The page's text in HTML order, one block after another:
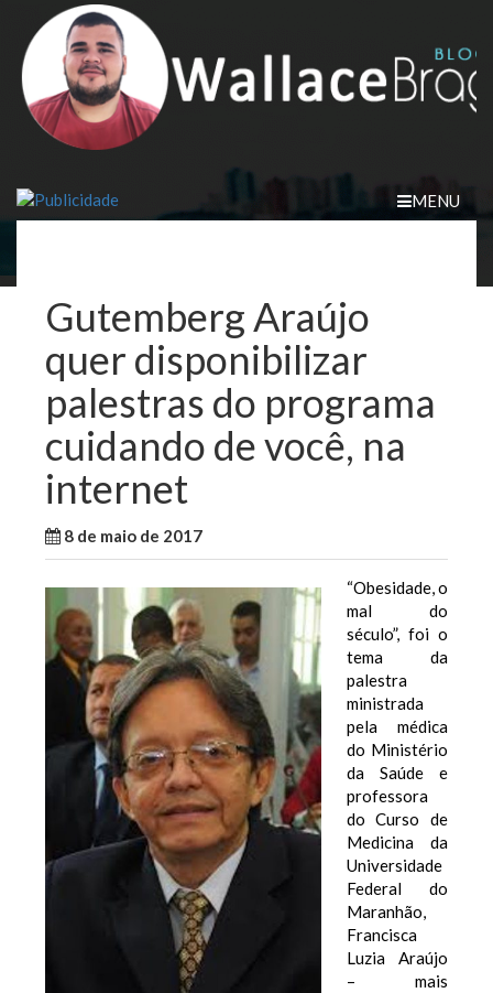
content
MENU
Gutemberg Araújo
quer disponibilizar
palestras do programa
cuidando de você, na
internet
8 de maio de 2017
“Obesidade, o
mal do
século”, foi o
tema da
palestra
ministrada
pela médica
do Ministério
da Saúde e
professora
do Curso de
Medicina da
Universidade
Federal do
Maranhão,
Francisca
Luzia Araújo
– mais